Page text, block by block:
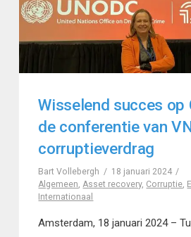
Wisselend succes op
de conferentie van
corruptieverdrag
Bart Vollebergh
18 januari 2024
Algemeen,Asset recovery, Corruptie,
Internationaal
Amsterdam, 18 januari 2024 –